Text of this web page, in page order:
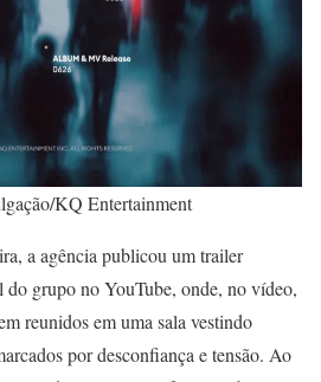
KQ Entertainment
a agência publicou um trailer
grupo no YouTube, onde, no vídeo,
reunidos em uma sala vestindo
por desconfiança e tensão. Ao